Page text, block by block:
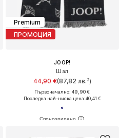
Premium
ПРОМОЦИЯ
JOOP!
Шал
44,90 €(87,82 лв.³)
Първоначално: 49,90 €
Последна най-ниска цена:40,41 €